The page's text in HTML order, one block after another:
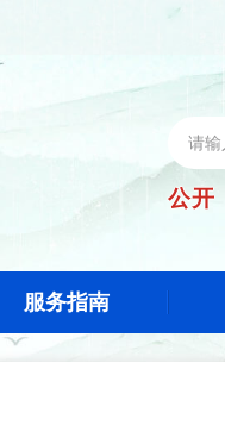
公
服务指南